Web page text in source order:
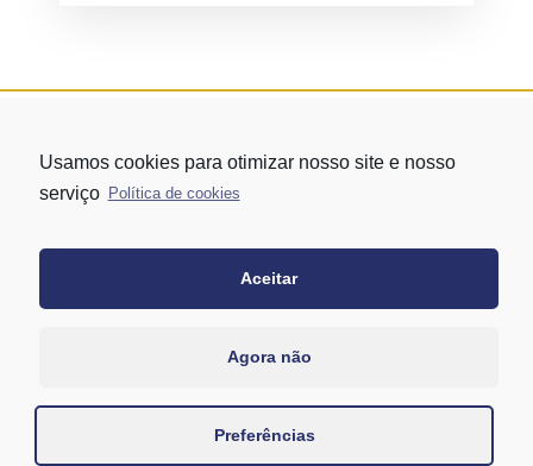
andar – conj. 1305 – Vila Mariana - São Paulo/SP
Usamos cookies para otimizar nosso site e nosso
serviço Política de cookies
Aceitar
Agora não
Preferências